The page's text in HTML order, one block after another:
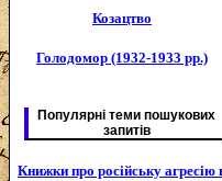
Козацтво
Голодомор (1932-1933 рр.)
Популярні теми пошукових
запитів
Книжки про російську агресію